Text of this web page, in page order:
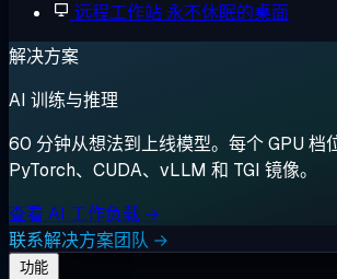
远程工作站 永不休眠的桌面
解决方案
AI 训练与推理
60 分钟从想法到上线模型。每个 GPU 档
PyTorch、CUDA、vLLM 和 TGI 镜像。
查看 AI 工作负载 →
联系解决方案团队 →